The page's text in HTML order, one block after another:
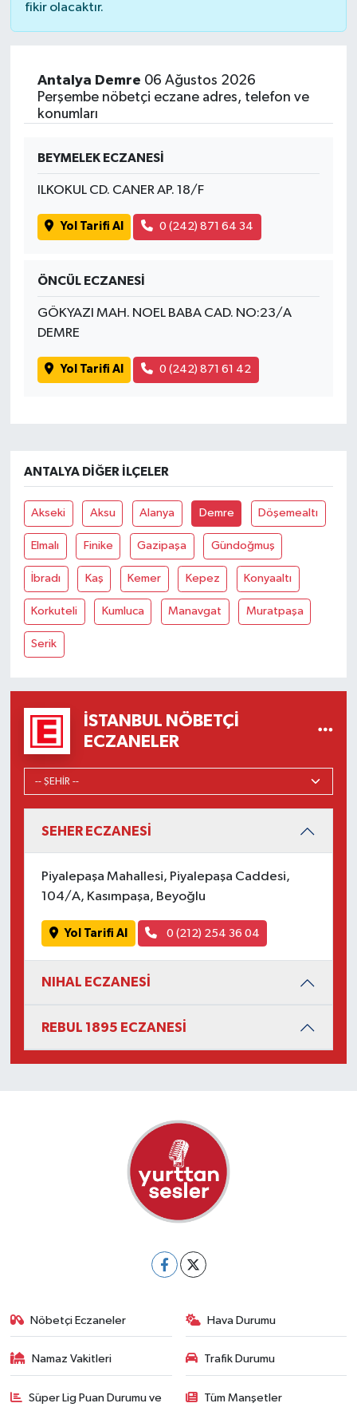
fikir olacaktır.
Antalya Demre 06 Ağustos 2026
Perşembe nöbetçi eczane adres, telefon ve
konumları
BEYMELEK ECZANESİ
ILKOKUL CD. CANER AP. 18/F
Yol Tarifi Al 0 (242) 871 64 34
ÖNCÜL ECZANESİ
GÖKYAZI MAH. NOEL BABA CAD. NO:23/A
DEMRE
Yol Tarifi Al 0 (242) 871 61 42
ANTALYA DIĞER İLÇELER
Akseki Aksu Alanya Demre Döşemealtı
Elmalı Finike Gazipaşa Gündoğmuş
İbradı Kaş Kemer Kepez Konyaaltı
Korkuteli Kumluca Manavgat Muratpaşa
Serik
İSTANBUL NÖBETÇI
ECZANELER
SEHER ECZANESİ
Piyalepaşa Mahallesi, Piyalepaşa Caddesi,
104/A, Kasımpaşa, Beyoğlu
Yol Tarifi Al 0 (212) 254 36 04
NIHAL ECZANESİ
REBUL 1895 ECZANESİ
Nöbetçi Eczaneler Hava Durumu
Namaz Vakitleri Trafik Durumu
Süper Lig Puan Durumu ve
Tüm Manşetler